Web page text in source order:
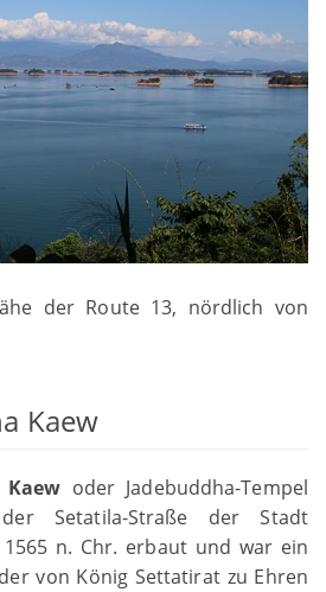
der Route 13, nördlich von
Kaew
oder Jadebuddha-Tempel
Setatila-Straße der Stadt
n. Chr. erbaut und war ein
von König Settatirat zu Ehren